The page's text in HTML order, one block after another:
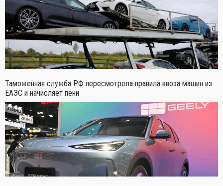
Таможенная служба РФ пересмотрела правила ввоза машин из
ЕАЭС и начисляет пени